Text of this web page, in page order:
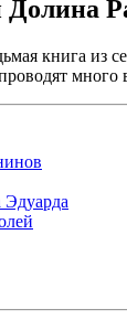
книга из